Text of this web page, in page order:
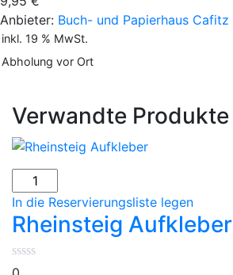
Anbieter: Buch- und Papierhaus Cafitz
inkl. 19 % MwSt.
Abholung vor Ort
Verwandte Produkte
Rheinsteig
Aufkleber
Menge
In die Reservierungsliste legen
Rheinsteig Aufkleber